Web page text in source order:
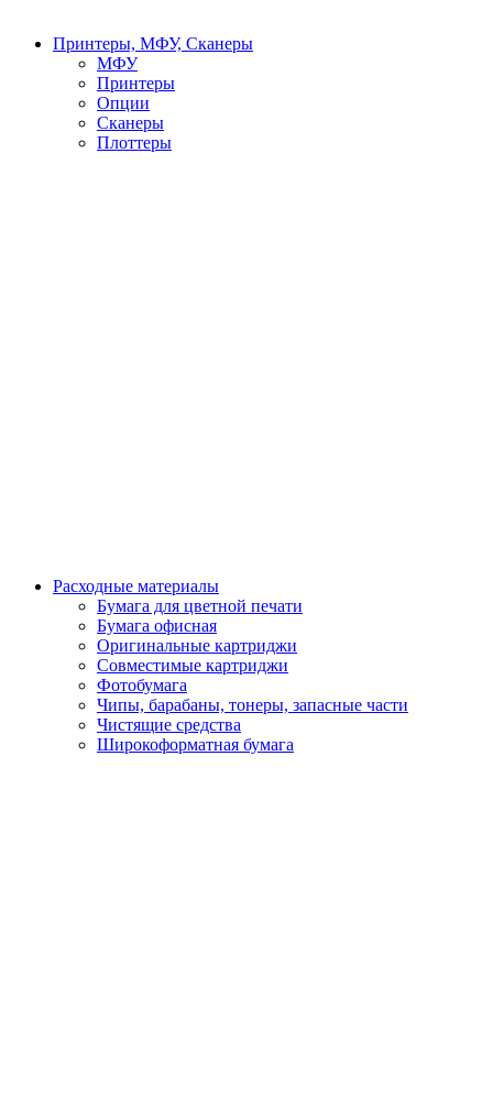
Принтеры, МФУ, Сканеры
МФУ
Принтеры
Опции
Сканеры
Плоттеры
Расходные материалы
Бумага для цветной печати
Бумага офисная
Оригинальные картриджи
Совместимые картриджи
Фотобумага
Чипы, барабаны, тонеры, запасные части
Чистящие средства
Широкоформатная бумага